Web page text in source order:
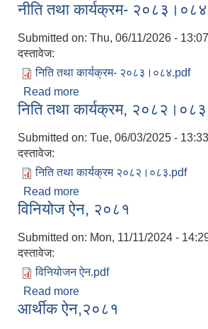
नीति तथा कार्यक्रम- २०८३।०८४
Submitted on: Thu, 06/11/2026 - 13:07
दस्तावेज:
निति तथा कार्यक्रम- २०८३।०८४.pdf
Read more
निति तथा कार्यक्रम, २०८२।०८३
Submitted on: Tue, 06/03/2025 - 13:33
दस्तावेज:
निति तथा कार्यक्रम २०८२।०८३.pdf
Read more
विनियोज ऐन, २०८१
Submitted on: Mon, 11/11/2024 -
दस्तावेज:
विनियोजन ऐन.pdf
Read more
आर्थीक ऐन,२०८१